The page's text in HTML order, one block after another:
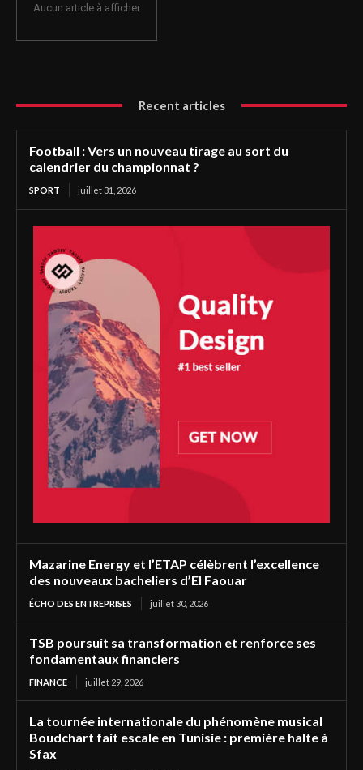
Aucun article à afficher
Recent articles
Football : Vers un nouveau tirage au sort du
calendrier du championnat ?
SPORT juillet 31, 2026
Mazarine Energy et l’ETAP célèbrent l’excellence
des nouveaux bacheliers d’El Faouar
ÉCHO DES ENTREPRISES juillet 30, 2026
TSB poursuit sa transformation et renforce ses
fondamentaux financiers
FINANCE juillet 29, 2026
La tournée internationale du phénomène musical
Boudchart fait escale en Tunisie : première halte à
Sfax